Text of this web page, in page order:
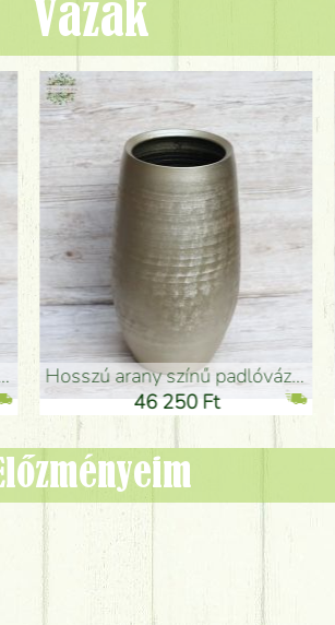
Vázák
fekete design váza (15x20cm)
11 250 Ft